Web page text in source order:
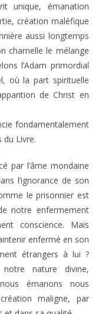
unique, émanation
création maléfique
aussi longtemps
charnelle le mélange
l’Adam primordial
où la part spirituelle
de Christ en
fondamentalement
du Livre.
par l’âme mondaine
l’ignorance de son
le prisonnier est
notre enfermement
conscience. Mais
enfermé en son
étrangers à lui ?
nature divine,
émanons nous
maligne, par